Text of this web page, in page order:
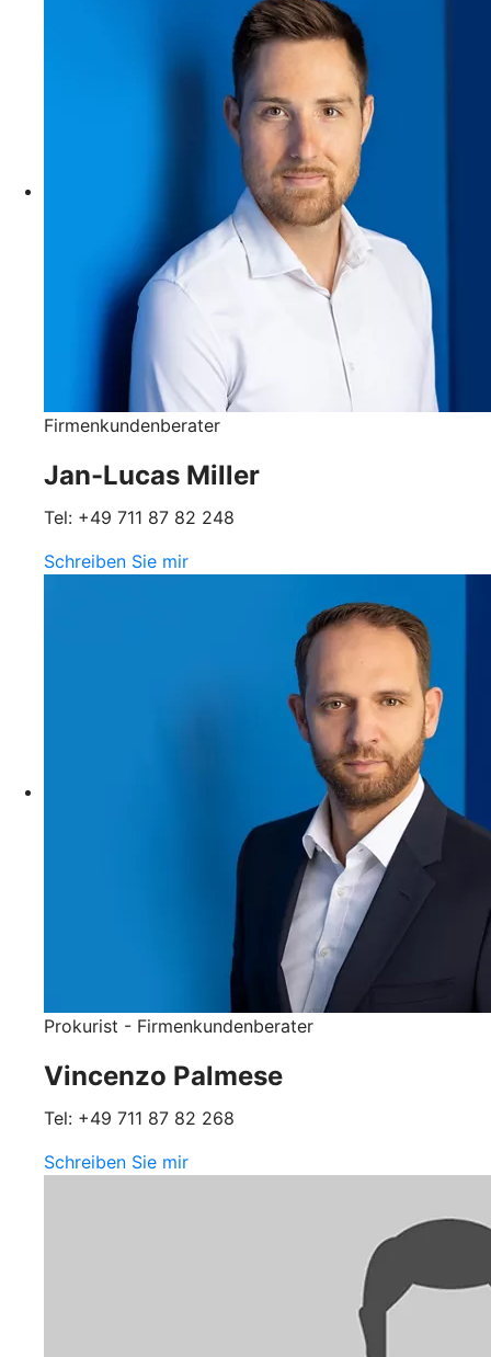
Firmenkundenberater
Jan-Lucas Miller
Tel: +49 711 87 82 248
Schreiben Sie mir
Prokurist - Firmenkundenberater
Vincenzo Palmese
Tel: +49 711 87 82 268
Schreiben Sie mir